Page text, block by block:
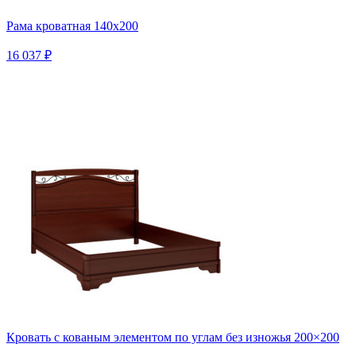
Рама кроватная 140х200
16 037 ₽
Кровать с кованым элементом по углам без изножья 200×200